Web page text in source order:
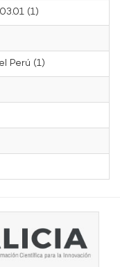
(1)
Perú (1)